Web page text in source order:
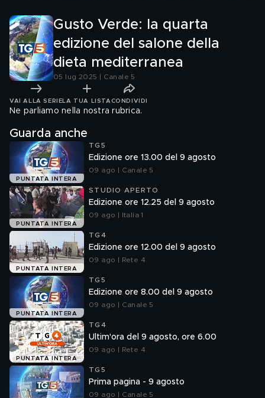
Gusto Verde: la quarta
edizione del salone della
dieta mediterranea
05 lug 2025 | Canale 5
VAI ALLA SERIE LA TUA LISTA CONDIVIDI
Ne parliamo nella nostra rubrica.
Guarda anche
PUNTATA INTERA
TG5
Edizione ore 13.00 del 9 agosto
09 ago | Canale 5
PUNTATA INTERA
STUDIO APERTO
Edizione ore 12.25 del 9 agosto
09 ago | Italia 1
PUNTATA INTERA
TG4
Edizione ore 12.00 del 9 agosto
09 ago | Rete 4
PUNTATA INTERA
TG5
Edizione ore 8.00 del 9 agosto
09 ago | Canale 5
PUNTATA INTERA
TG4
Ultim'ora del 9 agosto, ore 6.00
09 ago | Rete 4
TG5
Prima pagina - 9 agosto
09 ago | Canale 5